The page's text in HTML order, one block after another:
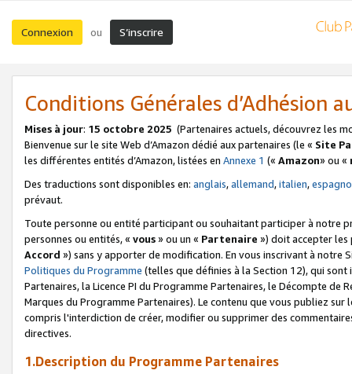
Connexion ou S’inscrire
Conditions Générales d’Adhésion
Mises à jour: 15 octobre 2025 (Partenaires actuels, découvrez les
Bienvenue sur le site Web d’Amazon dédié aux partenaires (le « Site
les différentes entités d’Amazon, listées en Annexe 1 (« Amazon» ou «
Des traductions sont disponibles en: anglais,allemand,italien,
prévaut.
Toute personne ou entité participant ou souhaitant participer à notre
personnes ou entités, « vous» ou un « Partenaire ») doit accepter les
Accord ») sans y apporter de modification. En vous inscrivant à notre
Politiques du Programme (telles que définies à la Section 12), qui
Partenaires, la Licence PI du Programme Partenaires, le Décompte de
Marques du Programme Partenaires). Le contenu que vous publiez
compris l'interdiction de créer, modifier ou supprimer des
directives.
1.Description du Programme Partenaires